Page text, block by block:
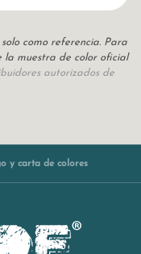
como referencia. Para
la muestra de color oficial
autorizados de
y carta de colores